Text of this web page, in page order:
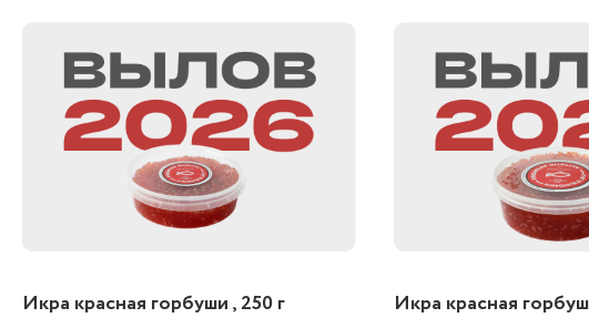
Икра красная горбуши , 250 г Икра красная